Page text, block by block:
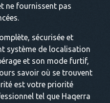
ne fournissent pas
sécurisée et
système de localisation
et son mode furtif,
savoir où se trouvent
est votre priorité
tel que Haqerra